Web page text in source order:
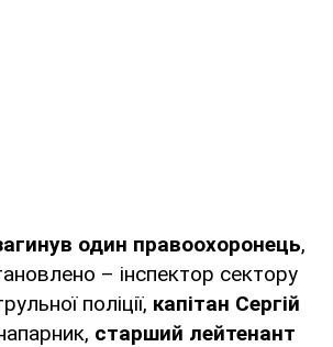
один правоохоронець,
– інспектор сектору
поліції, капітан Сергій
старший лейтенант